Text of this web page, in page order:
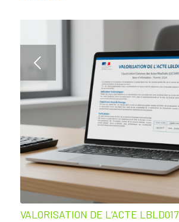
VALORISATION DE L’ACTE LBLD017
Suivant